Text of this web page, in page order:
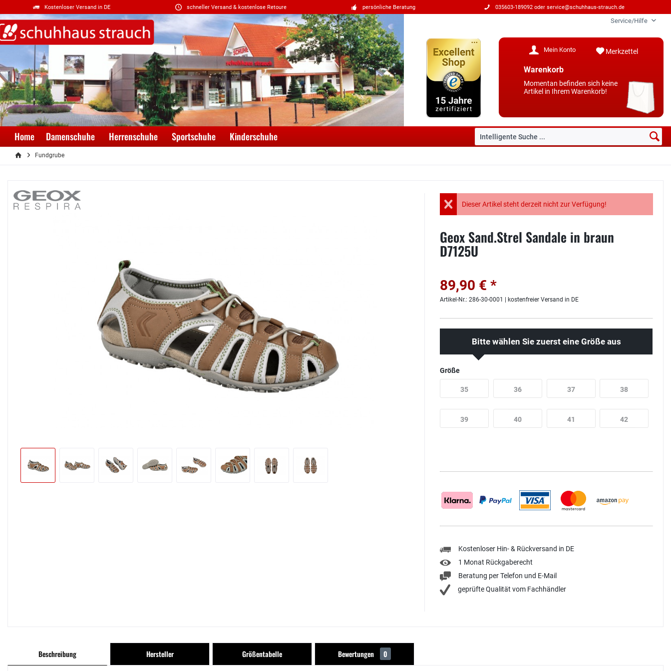
Kostenloser Versand in DE schneller Versand & kostenlose Retoure persönliche Beratung 035603-189092 oder service@schuhhaus-strauch.de
Service/Hilfe
Merkzettel
Mein Konto
Warenkorb
Momentan befinden sich keine
Artikel in Ihrem Warenkorb!
Home Damenschuhe Herrenschuhe Sportschuhe Kinderschuhe
Fundgrube
Dieser Artikel steht derzeit nicht zur Verfügung!
Geox Sand.Strel Sandale in braun
D7125U
89,90 € *
Artikel-Nr.: 286-30-0001 | kostenfreier Versand in DE
Bitte wählen Sie zuerst eine Größe aus
Größe
35 36 37 38
39 40 41 42
Kostenloser Hin- & Rückversand in DE
1 Monat Rückgaberecht
Beratung per Telefon und E-Mail
geprüfte Qualität vom Fachhändler
Beschreibung Hersteller Größentabelle Bewertungen 0